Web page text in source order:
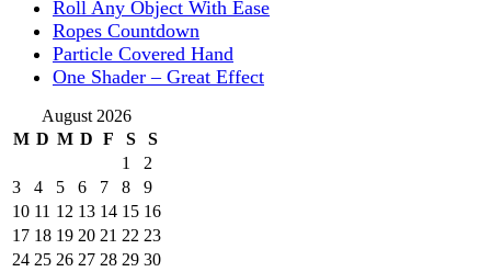
Roll Any Object With Ease
Ropes Countdown
Particle Covered Hand
One Shader – Great Effect
August 2026
M D M D F S
S
1
2
3
4 5 6 7 8
9
10 11 12 13 14 15 16
17 18 19 20 21 22 23
24 25 26 27 28 29 30